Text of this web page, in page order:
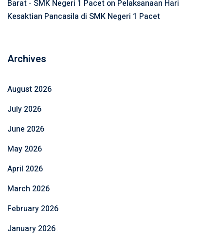
Barat - SMK Negeri 1 Pacet on Pelaksanaan Hari
Kesaktian Pancasila di SMK Negeri 1 Pacet
Archives
August 2026
July 2026
June 2026
May 2026
April 2026
March 2026
February 2026
January 2026